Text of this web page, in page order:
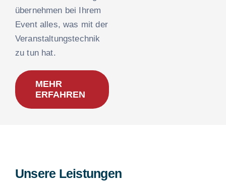
übernehmen bei Ihrem
Event alles, was mit der
Veranstaltungstechnik
zu tun hat.
MEHR
ERFAHREN
Unsere Leistungen